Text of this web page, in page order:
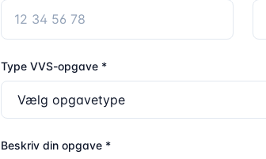
Type VVS-opgave *
Beskriv din opgave *